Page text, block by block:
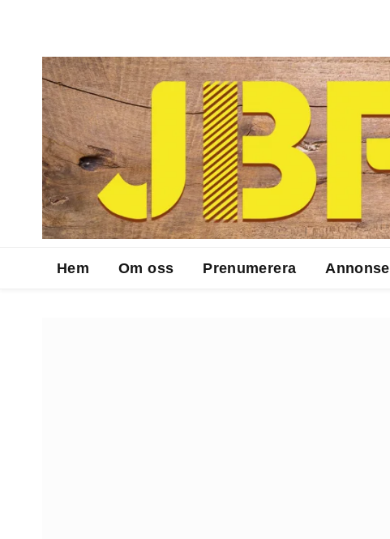
Hem Om oss Prenumerera